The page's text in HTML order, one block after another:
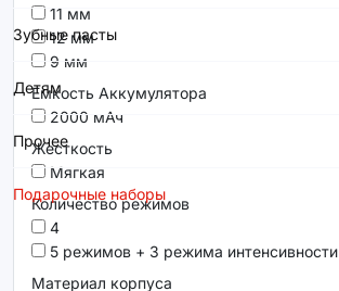
Зубные пасты
Детям
Прочее
Подарочные наборы
11 мм
12 мм
9 мм
Емкость Аккумулятора
2000 мАч
Жесткость
Мягкая
Количество режимов
4
5 режимов + 3 режима интенсивности
Материал корпуса